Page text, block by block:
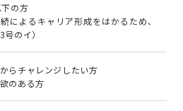
の方
続によるキャリア形成をはかるため、
のイ）
らチャレンジしたい方
のある方